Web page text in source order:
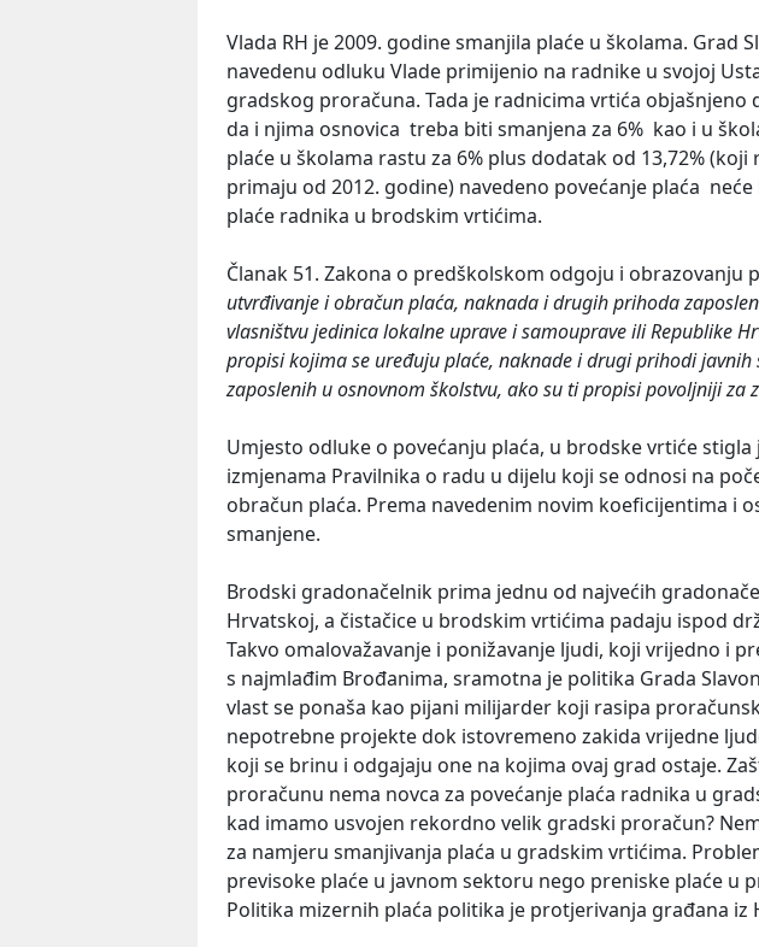
Vlada RH je 2009. godine smanjila plaće u školama. Grad
navedenu odluku Vlade primijenio na radnike u svojoj
gradskog proračuna. Tada je radnicima vrtića objašnjeno
da i njima osnovica treba biti smanjena za 6% kao i u
plaće u školama rastu za 6% plus dodatak od 13,72%
primaju od 2012. godine) navedeno povećanje plaća
plaće radnika u brodskim vrtićima.
Članak 51. Zakona o predškolskom odgoju i obrazovanju
utvrđivanje i obračun plaća, naknada i drugih prihoda
vlasništvu jedinica lokalne uprave i samouprave ili Republike
propisi kojima se uređuju plaće, naknade i drugi prihodi
zaposlenih u osnovnom školstvu, ako su ti propisi povoljniji za
Umjesto odluke o povećanju plaća, u brodske vrtiće stigla
izmjenama Pravilnika o radu u dijelu koji se odnosi na
obračun plaća. Prema navedenim novim koeficijentima i
smanjene.
Brodski gradonačelnik prima jednu od najvećih
Hrvatskoj, a čistačice u brodskim vrtićima padaju ispod
Takvo omalovažavanje i ponižavanje ljudi, koji vrijedno i
s najmlađim Brođanima, sramotna je politika Grada
vlast se ponaša kao pijani milijarder koji rasipa
nepotrebne projekte dok istovremeno zakida vrijedne
koji se brinu i odgajaju one na kojima ovaj grad ostaje.
proračunu nema novca za povećanje plaća radnika u
kad imamo usvojen rekordno velik gradski proračun?
za namjeru smanjivanja plaća u gradskim vrtićima.
previsoke plaće u javnom sektoru nego preniske plaće u
Politika mizernih plaća politika je protjerivanja građana iz